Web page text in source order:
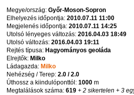
Megye/ország:Győr-Moson-Sopron
Elhelyezés időpontja:2010.07.11 11:00
Megjelenés időpontja:2010.07.11 14:25
Utolsó lényeges változás:2016.04.03 18:49
Utolsó változás:2016.04.03 19:11
Rejtés típusa: Hagyományos geoláda
Elrejtők: Milko
Ládagazda: Milko
Nehézség / Terep:2.0 / 2.0
Úthossz a kiindulóponttól:1000 m
Megtalálások száma:619 + 2 sikertelen + 3